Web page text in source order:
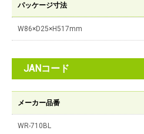
パッケージ寸法
W86×D25×H517mm
JANコード
メーカー品番
WR-710BL